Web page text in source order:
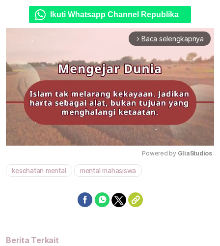
Ikuti Whatsapp Channel Republika
arrow_forward_ios Baca selengkapnya
Powered by GliaStudios
kesehatan mental mental mahasiswa
Berita Terkait